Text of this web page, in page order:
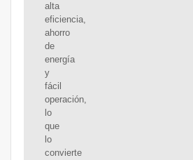
alta
eficiencia,
ahorro
de
energía
y
fácil
operación,
lo
que
lo
convierte